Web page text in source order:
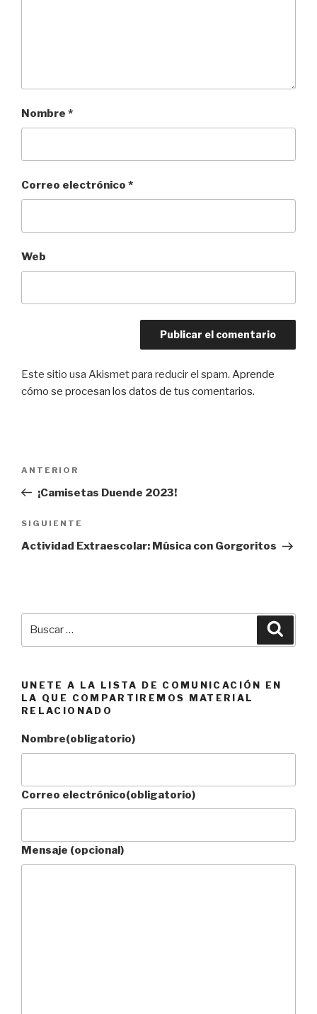
Nombre *
Correo electrónico *
Web
Este sitio usa Akismet para reducir el spam. Aprende
cómo se procesan los datos de tus comentarios.
entradas
Entrada
anterior:
ANTERIOR
¡Camisetas Duende 2023!
Siguiente
entrada
SIGUIENTE
Actividad Extraescolar: Música con Gorgoritos
UNETE A LA LISTA DE COMUNICACIÓN EN
LA QUE COMPARTIREMOS MATERIAL
RELACIONADO
Nombre(obligatorio)
Correo electrónico(obligatorio)
Mensaje (opcional)